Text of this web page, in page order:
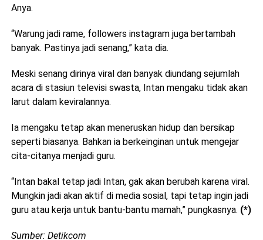
Anya.
“Warung jadi rame, followers instagram juga bertambah
banyak. Pastinya jadi senang,” kata dia.
Meski senang dirinya viral dan banyak diundang sejumlah
acara di stasiun televisi swasta, Intan mengaku tidak akan
larut dalam keviralannya.
Ia mengaku tetap akan meneruskan hidup dan bersikap
seperti biasanya. Bahkan ia berkeinginan untuk mengejar
cita-citanya menjadi guru.
“Intan bakal tetap jadi Intan, gak akan berubah karena viral.
Mungkin jadi akan aktif di media sosial, tapi tetap ingin jadi
guru atau kerja untuk bantu-bantu mamah,” pungkasnya. (*)
Sumber: Detikcom